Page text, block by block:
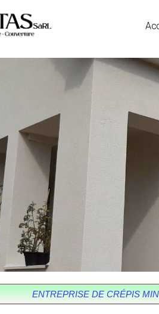
ENTREPRISE DE CRÉPIS